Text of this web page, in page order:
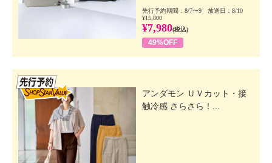
先行予約期間：8/7〜9 放送日：8/10
¥15,800
¥7,980(税込)
49%OFF
アンダモン ＵＶカット・接
触冷感 さらさら！...